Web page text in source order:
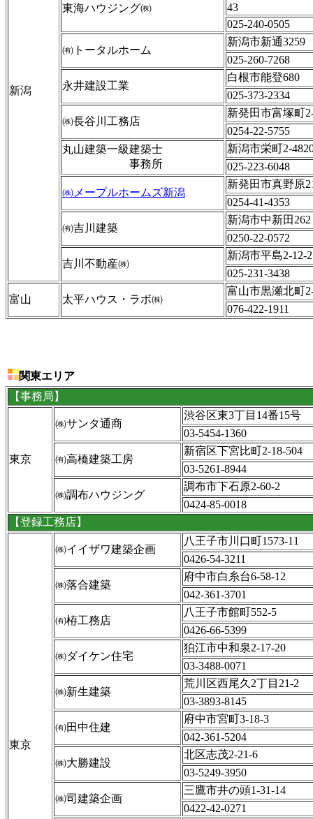
新潟
東海ハウジング㈱
43
025-240-0505
㈲トータルホーム
新潟市新通3259
025-260-7268
永井建設工業
白根市能登680
025-373-2334
㈱長谷川工務店
新発田市富塚町
0254-22-5755
丸山建築一級建築士
事務所
新潟市栄町2-
025-223-6048
㈱メープルホームズ新潟
新発田市真野原
0254-41-4353
㈲吉川建築
新潟市中新田262
0250-22-0572
吉川不動産㈱
新潟市平島2-12-2
025-231-3438
富山 太平ハウス・ラボ㈱
富山市黒瀬北町
076-422-1911
関東エリア
【事務局】
東京
㈱サンタ通商
渋谷区東3丁目14番15号
03-5454-1360
㈲高橋建築工房
新宿区下宮比町2-18-504
03-5261-8944
㈱調布ハウジング
調布市下石原2-60-2
0424-85-0018
【登録工務店】
東京
㈱イイザワ建築企画
八王子市川口町1573-11
0426-54-3211
㈱落合建築
府中市白糸台6-58-12
042-361-3701
㈲栫工務店
八王子市館町552-5
0426-66-5399
㈱ダイケン住宅
狛江市中和泉2-17-20
03-3488-0071
㈱新生建築
荒川区西尾久2丁目21-2
03-3893-8145
㈲田中住建
府中市宮町3-18-3
042-361-5204
㈱大勝建設
北区志茂2-21-6
03-5249-3950
㈱司建築企画
三鷹市井の頭1-31-14
0422-42-0271